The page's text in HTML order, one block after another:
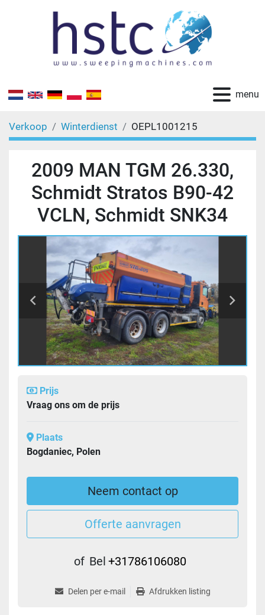
menu
Verkoop Winterdienst OEPL1001215
2009 MAN TGM 26.330,
Schmidt Stratos B90-42
VCLN, Schmidt SNK34
Prijs
Vraag ons om de prijs
Plaats
Bogdaniec, Polen
Neem contact op
Offerte aanvragen
of Bel +31786106080
Delen per e-mail Afdrukken listing